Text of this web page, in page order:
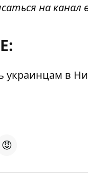
на канал
в
😡